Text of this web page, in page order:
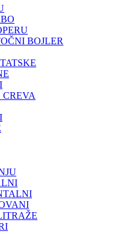
BOJLER
CREVA